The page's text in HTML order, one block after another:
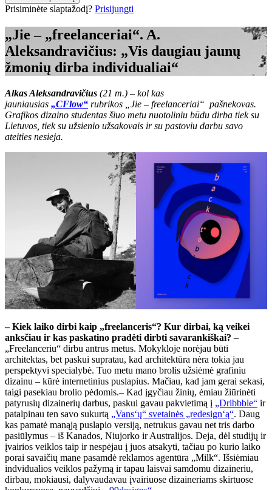
Prisiminėte slaptažodį? Prisijungti
„Jie – „freelanceriai“. A.
Aleksandravičius: „Vis daugiau jaunų
žmonių dirba individualiai“
Alkas Aleksandravičius (21 m.) – kol kas
jauniausias „CFlow“ rubrikos „Jie – freelanceriai“ pašnekovas.
Grafikos dizaino studentas šiuo metu nuotoliniu būdu dirba tiek su
Lietuvos, tiek su užsienio užsakovais ir su pastoviu darbu savo
ateities nesieja.
– Kiek laiko dirbi kaip „freelanceris“? Kur dirbai, ką veikei
anksčiau ir kas paskatino pradėti dirbti savarankiškai? –
„Freelanceriu“ dirbu antrus metus. Mokykloje norėjau būti
architektas, bet paskui supratau, kad architektūra nėra tokia jau
perspektyvi specialybė. Tuo metu mano brolis užsiėmė grafiniu
dizainu – kūrė internetinius puslapius. Mačiau, kad jam gerai sekasi,
taigi pasekiau brolio pėdomis.– Kad įgyčiau žinių, ėmiau žiūrinėti
patyrusių dizainerių darbus, paskui gavau pakvietimą į „Dribbble“ ir
patalpinau ten savo sukurtą „Vans‘ų“ svetainės „redesign‘ą“. Daug
kas pamatė manąją puslapio versiją, netrukus gavau net tris darbo
pasiūlymus – iš Kanados, Niujorko ir Australijos. Deja, dėl studijų ir
įvairios veiklos taip ir nespėjau į juos atsakyti, tačiau po kurio laiko
porai savaičių mane pasamdė reklamos agentūra „Milk“. Išsiėmiau
indvidualios veiklos pažymą ir tapau laisvai samdomu dizaineriu,
dirbau, mokiausi, dalyvaudavau įvairiuose dizaineriams skirtuose